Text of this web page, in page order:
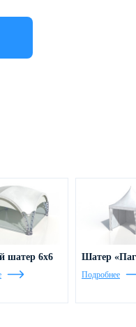
шатер 6х6 Шатер
Подробнее